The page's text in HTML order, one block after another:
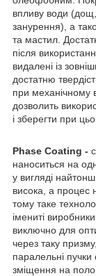
впливу води
занурення), а
та мастил.
після
видалені із
достатню
при механічному
дозволить
і зберегти при
Phase Coating -
наноситься на
у вигляді
висока, а процес
тому таке
імениті
виключно для
через таку
паралельні
зміщення на